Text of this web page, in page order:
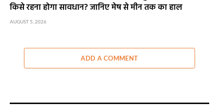
किसे रहना होगा सावधान? जानिए मेष से मीन तक का हाल
AUGUST 5, 2026
ADD A COMMENT